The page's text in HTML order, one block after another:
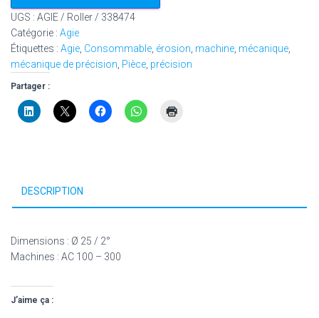
UGS : AGIE / Roller / 338474
Catégorie : Agie
Étiquettes : Agie Consommable érosion machine mécanique
mécanique de précision Pièce précision
Partager :
DESCRIPTION
Dimensions : Ø 25 / 2°
Machines : AC 100 – 300
J’aime ça :